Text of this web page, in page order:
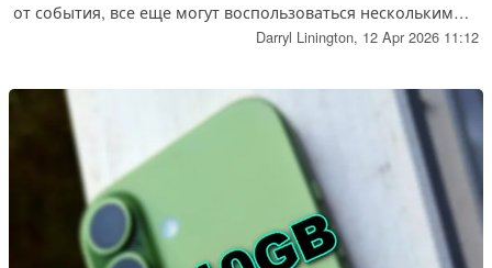
от события, все еще могут воспользоваться несколькими
активными кодами CRK на странице купонов в браузере
Darryl Linington, 12 Apr 2026 11:12